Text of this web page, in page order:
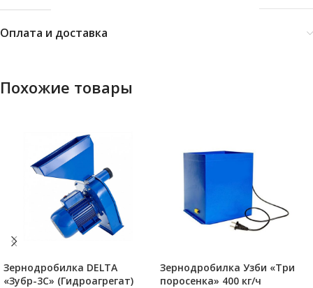
Оплата и доставка
Похожие товары
Зернодробилка DELTA
«Зубр-3С» (Гидроагрегат)
Зернодробилка Узби «Три
поросенка» 400 кг/ч